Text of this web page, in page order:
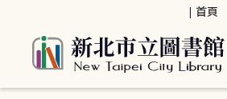
首頁